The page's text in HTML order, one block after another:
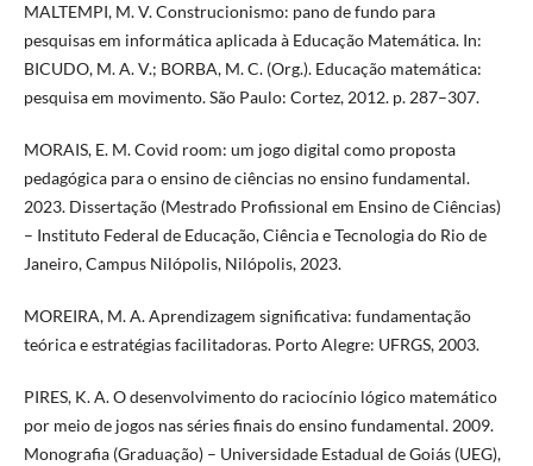
MALTEMPI, M. V. Construcionismo: pano de fundo para
pesquisas em informática aplicada à Educação Matemática. In:
BICUDO, M. A. V.; BORBA, M. C. (Org.). Educação matemática:
pesquisa em movimento. São Paulo: Cortez, 2012. p. 287–307.
MORAIS, E. M. Covid room: um jogo digital como proposta
pedagógica para o ensino de ciências no ensino fundamental.
2023. Dissertação (Mestrado Profissional em Ensino de Ciências)
– Instituto Federal de Educação, Ciência e Tecnologia do Rio de
Janeiro, Campus Nilópolis, Nilópolis, 2023.
MOREIRA, M. A. Aprendizagem significativa: fundamentação
teórica e estratégias facilitadoras. Porto Alegre: UFRGS, 2003.
PIRES, K. A. O desenvolvimento do raciocínio lógico matemático
por meio de jogos nas séries finais do ensino fundamental. 2009.
Monografia (Graduação) – Universidade Estadual de Goiás (UEG),